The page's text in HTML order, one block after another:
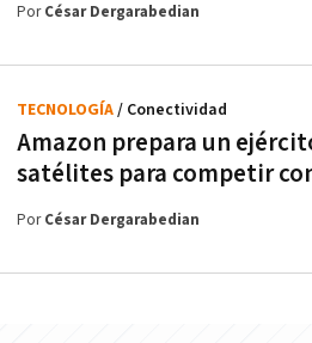
PorCésar Dergarabedian
Amazon prepara un
satélites para competir
TECNOLOGÍA/ Conectividad
PorCésar Dergarabedian